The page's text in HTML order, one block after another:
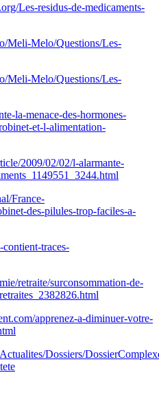
Les-residus-de-medicaments-
Meli-Melo/Questions/Les-
Meli-Melo/Questions/Les-
la-menace-des-hormones-
et-l-alimentation-
2009/02/02/l-alarmante-
France-
des-pilules-trop-faciles-a-
traces-
retraite/surconsommation-de-
apprenez-a-diminuer-votre-
Dossiers/